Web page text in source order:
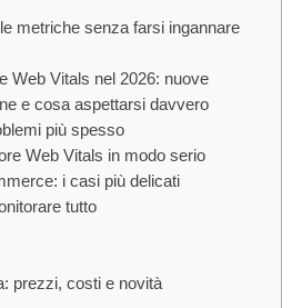
metriche senza farsi ingannare
Web Vitals nel 2026: nuove
e cosa aspettarsi davvero
più spesso
Web Vitals in modo serio
i casi più delicati
tutto
prezzi, costi e novità